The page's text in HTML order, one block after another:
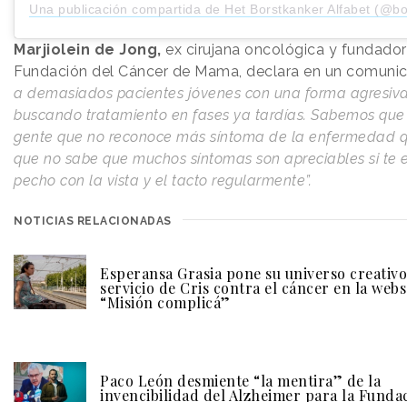
Una publicación compartida de Het Borstkanker Alfabet
Marjiolein de Jong, ex cirujana oncológica y
Fundación del Cáncer de Mama, declara en un
a demasiados pacientes jóvenes con una forma
buscando tratamiento en fases ya tardías. Sabemos
gente que no reconoce más síntoma de la enfermedad
que no sabe que muchos síntomas son apreciables si te
pecho con la vista y el tacto regularmente”.
NOTICIAS RELACIONADAS
Esperansa Grasia pone su universo
servicio de Cris contra el cáncer en la
“Misión complicá”
Paco León desmiente “la mentira” de la
invencibilidad del Alzheimer para la